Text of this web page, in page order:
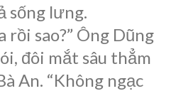
sống lưng.
rồi sao?” Ông Dũng
đôi mắt sâu thẳm
An. “Không ngạc